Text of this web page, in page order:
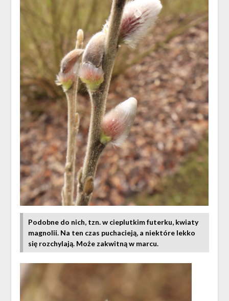
Podobne do nich, tzn. w cieplutkim futerku, kwiaty
magnolii. Na ten czas puchacieją, a niektóre lekko
się rozchylają. Może zakwitną w marcu.